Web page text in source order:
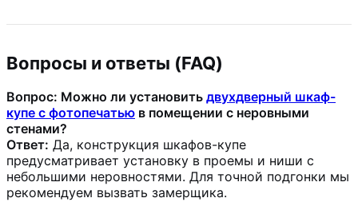
Вопросы и ответы (FAQ)
Вопрос: Можно ли установить двухдверный шкаф-
купе с фотопечатью в помещении с неровными
стенами?
Ответ: Да, конструкция шкафов-купе
предусматривает установку в проемы и ниши с
небольшими неровностями. Для точной подгонки мы
рекомендуем вызвать замерщика.